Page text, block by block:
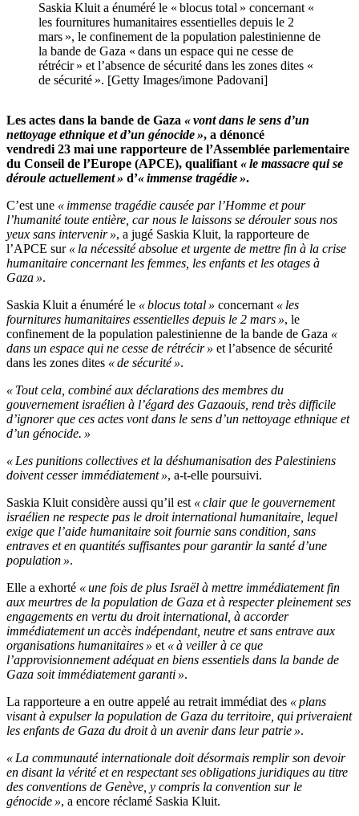
Saskia Kluit a énuméré le « blocus total » concernant «
les fournitures humanitaires essentielles depuis le 2
mars », le confinement de la population palestinienne de
la bande de Gaza « dans un espace qui ne cesse de
rétrécir » et l’absence de sécurité dans les zones dites «
de sécurité ». [Getty Images/imone Padovani]
Les actes dans la bande de Gaza « vont dans le sens d’un
nettoyage ethnique et d’un génocide », a dénoncé
vendredi 23 mai une rapporteure de l’Assemblée parlementaire
du Conseil de l’Europe (APCE), qualifiant « le massacre qui se
déroule actuellement » d’« immense tragédie ».
C’est une « immense tragédie causée par l’Homme et pour
l’humanité toute entière, car nous le laissons se dérouler sous nos
yeux sans intervenir », a jugé Saskia Kluit, la rapporteure de
l’APCE sur « la nécessité absolue et urgente de mettre fin à la crise
humanitaire concernant les femmes, les enfants et les otages à
Gaza ».
Saskia Kluit a énuméré le « blocus total » concernant « les
fournitures humanitaires essentielles depuis le 2 mars », le
confinement de la population palestinienne de la bande de Gaza «
dans un espace qui ne cesse de rétrécir » et l’absence de sécurité
dans les zones dites « de sécurité ».
« Tout cela, combiné aux déclarations des membres du
gouvernement israélien à l’égard des Gazaouis, rend très difficile
d’ignorer que ces actes vont dans le sens d’un nettoyage ethnique et
d’un génocide. »
« Les punitions collectives et la déshumanisation des Palestiniens
doivent cesser immédiatement », a-t-elle poursuivi.
Saskia Kluit considère aussi qu’il est « clair que le gouvernement
israélien ne respecte pas le droit international humanitaire, lequel
exige que l’aide humanitaire soit fournie sans condition, sans
entraves et en quantités suffisantes pour garantir la santé d’une
population ».
Elle a exhorté « une fois de plus Israël à mettre immédiatement fin
aux meurtres de la population de Gaza et à respecter pleinement ses
engagements en vertu du droit international, à accorder
immédiatement un accès indépendant, neutre et sans entrave aux
organisations humanitaires » et « à veiller à ce que
l’approvisionnement adéquat en biens essentiels dans la bande de
Gaza soit immédiatement garanti ».
La rapporteure a en outre appelé au retrait immédiat des « plans
visant à expulser la population de Gaza du territoire, qui priveraient
les enfants de Gaza du droit à un avenir dans leur patrie ».
« La communauté internationale doit désormais remplir son devoir
en disant la vérité et en respectant ses obligations juridiques au titre
des conventions de Genève, y compris la convention sur le
génocide », a encore réclamé Saskia Kluit.